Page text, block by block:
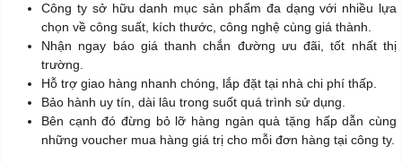
Công ty sở hữu danh mục sản phẩm đa dạng với nhiều lựa
chọn về công suất, kích thước, công nghệ cùng giá thành.
Nhận ngay báo giá thanh chắn đường ưu đãi, tốt nhất thị
trường.
Hỗ trợ giao hàng nhanh chóng, lắp đặt tại nhà chi phí thấp.
Bảo hành uy tín, dài lâu trong suốt quá trình sử dụng.
Bên cạnh đó đừng bỏ lỡ hàng ngàn quà tặng hấp dẫn cùng
những voucher mua hàng giá trị cho mỗi đơn hàng tại công ty.